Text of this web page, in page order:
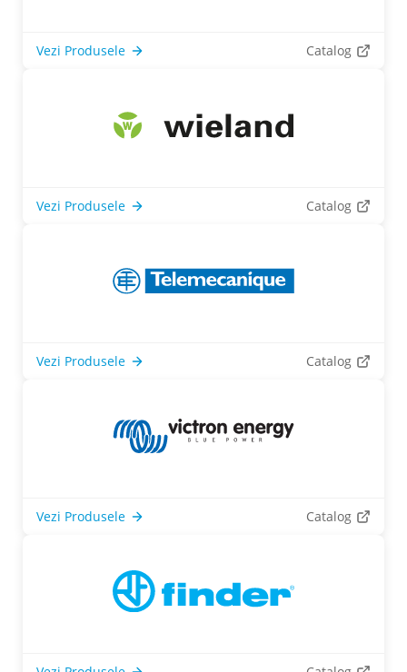
Vezi Produsele Catalog
Vezi Produsele Catalog
Vezi Produsele Catalog
Vezi Produsele Catalog